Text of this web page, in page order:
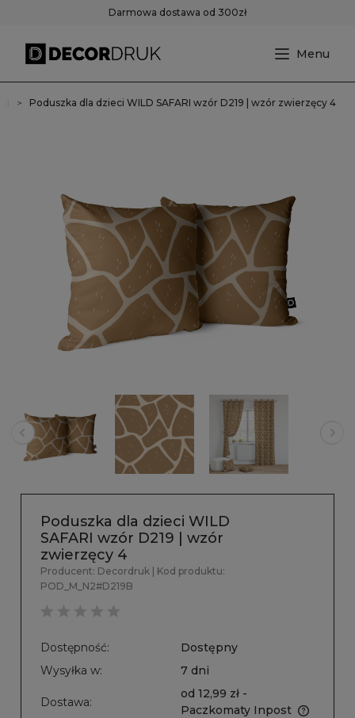
Darmowa dostawa od 300zł
Poduszka dla dzieci WILD SAFARI wzór D219 | wzór zwierzęcy 4
Poduszka dla dzieci WILD
SAFARI wzór D219 | wzór
zwierzęcy 4
Producent: Decordruk
| Kod produktu:
POD_M_N2#D219B
Dostępność:
Dostępny
Wysyłka w:
7 dni
Dostawa:
od 12,99 zł -
Paczkomaty Inpost